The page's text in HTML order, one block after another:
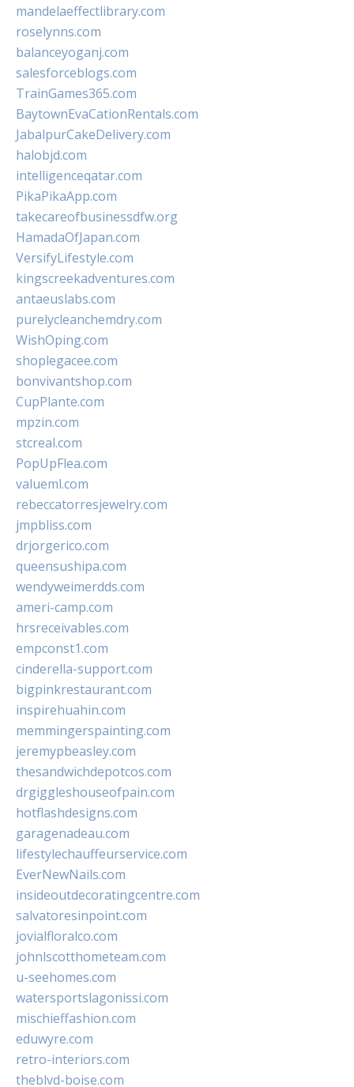
mandelaeffectlibrary.com
roselynns.com
balanceyoganj.com
salesforceblogs.com
TrainGames365.com
BaytownEvaCationRentals.com
JabalpurCakeDelivery.com
halobjd.com
intelligenceqatar.com
PikaPikaApp.com
takecareofbusinessdfw.org
HamadaOfJapan.com
VersifyLifestyle.com
kingscreekadventures.com
antaeuslabs.com
purelycleanchemdry.com
WishOping.com
shoplegacee.com
bonvivantshop.com
CupPlante.com
mpzin.com
stcreal.com
PopUpFlea.com
valueml.com
rebeccatorresjewelry.com
jmpbliss.com
drjorgerico.com
queensushipa.com
wendyweimerdds.com
ameri-camp.com
hrsreceivables.com
empconst1.com
cinderella-support.com
bigpinkrestaurant.com
inspirehuahin.com
memmingerspainting.com
jeremypbeasley.com
thesandwichdepotcos.com
drgiggleshouseofpain.com
hotflashdesigns.com
garagenadeau.com
lifestylechauffeurservice.com
EverNewNails.com
insideoutdecoratingcentre.com
salvatoresinpoint.com
jovialfloralco.com
johnlscotthometeam.com
u-seehomes.com
watersportslagonissi.com
mischieffashion.com
eduwyre.com
retro-interiors.com
theblvd-boise.com